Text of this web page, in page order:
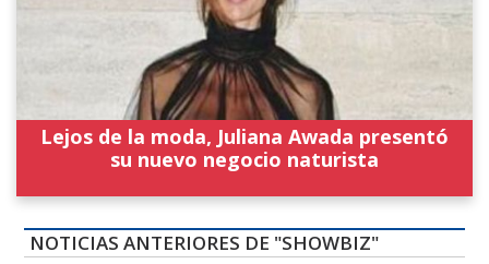
Lejos de la moda, Juliana Awada presentó
su nuevo negocio naturista
NOTICIAS ANTERIORES DE "SHOWBIZ"